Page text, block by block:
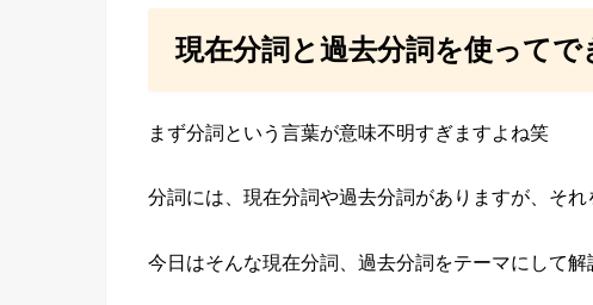
現在分詞と過去分詞を使ってで
まず分詞という言葉が意味不明すぎますよね笑
分詞には、現在分詞や過去分詞がありますが、そ
今日はそんな現在分詞、過去分詞をテーマにして解